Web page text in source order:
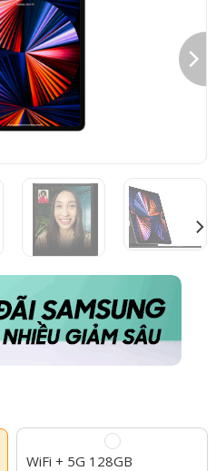
WiFi + 5G 128GB